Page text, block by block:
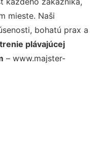
mieste. Naši
bohatú prax a
plávajúcej
– www.majster-